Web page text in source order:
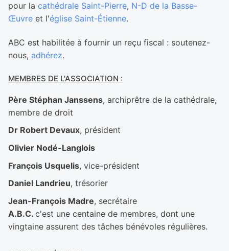
pour la cathédrale Saint-Pierre, N-D de la Basse-
Œuvre et l'église Saint-Étienne.
ABC est habilitée à fournir un reçu fiscal : soutenez-
nous, adhérez.
MEMBRES DE L'ASSOCIATION :
Père Stéphan Janssens, archiprêtre de la cathédrale,
membre de droit
Dr Robert Devaux, président
Olivier Nodé-Langlois
François Usquelis, vice-président
Daniel Landrieu, trésorier
Jean-François Madre, secrétaire
A.B.C. c'est une centaine de membres, dont une
vingtaine assurent des tâches bénévoles régulières.